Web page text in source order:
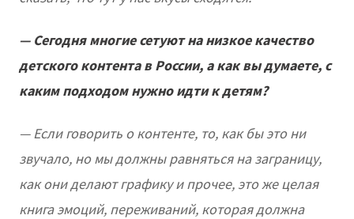
— Сегодня многие сетуют на низкое качество
детского контента в России, а как вы думаете, с
каким подходом нужно идти к детям?
— Если говорить о контенте, то, как бы это ни
звучало, но мы должны равняться на заграницу,
как они делают графику и прочее, это же целая
книга эмоций, переживаний, которая должна